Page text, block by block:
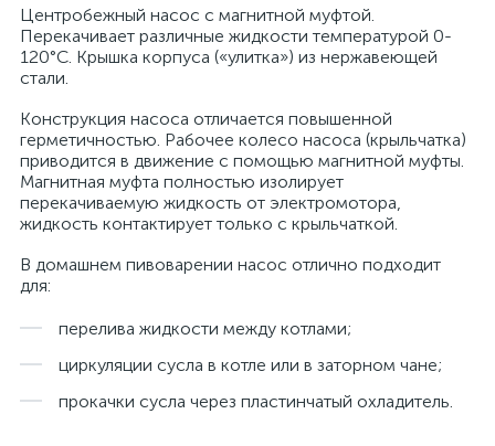
Центробежный насос с магнитной муфтой.
Перекачивает различные жидкости температурой 0-
120°С. Крышка корпуса («улитка») из нержавеющей
стали.
Конструкция насоса отличается повышенной
герметичностью. Рабочее колесо насоса (крыльчатка)
приводится в движение с помощью магнитной муфты.
Магнитная муфта полностью изолирует
перекачиваемую жидкость от электромотора,
жидкость контактирует только с крыльчаткой.
В домашнем пивоварении насос отлично подходит
для:
перелива жидкости между котлами;
циркуляции сусла в котле или в заторном чане;
прокачки сусла через пластинчатый охладитель.